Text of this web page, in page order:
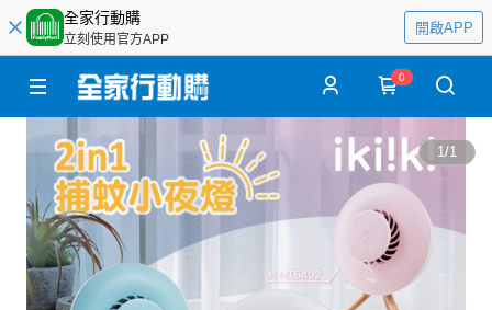
全家行動購
立刻使用官方APP
開啟APP
0
1/1